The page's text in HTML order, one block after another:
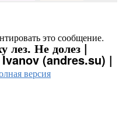
это сообщение.
лез. Не долез |
(andres.su) |
версия